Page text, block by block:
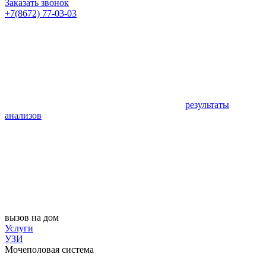
Заказать звонок
+7(8672) 77-03-03
результаты
анализов
вызов на дом
Услуги
УЗИ
Мочеполовая система